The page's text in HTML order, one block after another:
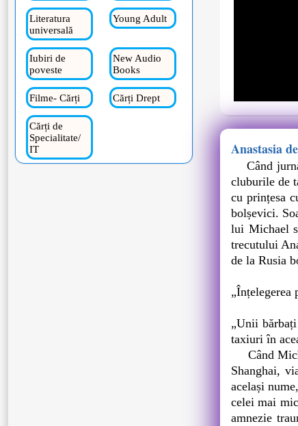
Anastasia
Când
cluburile de
cu prințesa
bolșevici.
lui Michael
trecutului
de la Rusia
„Înțelegerea
„Unii
taxiuri în
Când
Shanghai,
același
celei mai
amnezie
Literatura
universală
Young Adult
Iubiri de
poveste
New Audio
Books
Filme- Cărți Cărți Drept
Cărți de
Specialitate/
IT